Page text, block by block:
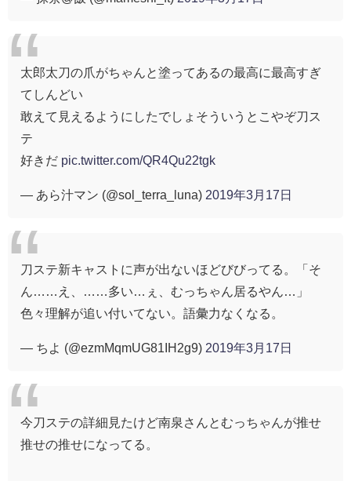
太郎太刀の爪がちゃんと塗ってあるの最高に最高すぎ
てしんどい
敢えて見えるようにしたでしょそういうとこやぞ刀ス
テ
好きだ pic.twitter.com/QR4Qu22tgk
— あら汁マン (@sol_terra_luna) 2019年3月17日
刀ステ新キャストに声が出ないほどびびってる。「そ
ん……え、……多い…ぇ、むっちゃん居るやん…」
色々理解が追い付いてない。語彙力なくなる。
— ちよ (@ezmMqmUG81IH2g9) 2019年3月17日
今刀ステの詳細見たけど南泉さんとむっちゃんが推せ
推せの推せになってる。